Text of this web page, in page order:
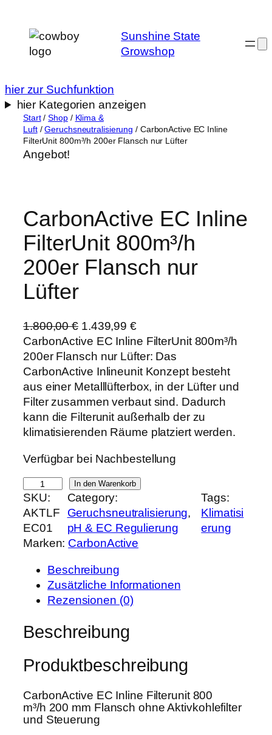
Inhalt
springen
Sunshine State
Growshop
hier zur Suchfunktion
hier Kategorien anzeigen
Start/Shop/ Klima &
Luft/Geruchsneutralisierung / CarbonActive EC Inline
FilterUnit 800m³/h 200er Flansch nur Lüfter
Angebot!
CarbonActive EC Inline
FilterUnit 800m³/h
200er Flansch nur
Lüfter
1.800,00€ U
r
s
p
r
ü
n
g
i
c
h
e
r
P
e
i
s
a
:
1
8
0
1.439,99€A
k
t
u
e
l
l
e
P
r
e
i
s
i
:
9
,
9
CarbonActive EC Inline FilterUnit 800m³/h
200er Flansch nur Lüfter: Das
CarbonActive Inlineunit Konzept besteht
aus einer Metalllüfterbox, in der Lüfter und
Filter zusammen verbaut sind. Dadurch
kann die Filterunit außerhalb der zu
klimatisierenden Räume platziert werden.
Verfügbar bei Nachbestellung
a
r
b
o
v
E
I
n
l
In den Warenkorb
SKU:
AKTLF
EC01
Category:
Geruchsneutralisierung
pH & EC Regulierung
Tags:
Klimatisi
erung
Marken: CarbonActive
Beschreibung
Zusätzliche Informationen
Rezensionen (0)
Beschreibung
Produktbeschreibung
CarbonActive EC Inline Filterunit 800
m³/h 200 mm Flansch ohne Aktivkohlefilter
und Steuerung